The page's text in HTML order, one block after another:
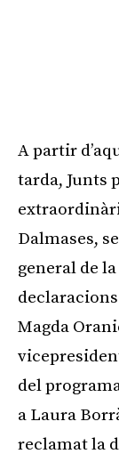
A partir
tarda, Junts
Dalmases,
general de
declaracions
Magda
del
a Laura
reclamat la